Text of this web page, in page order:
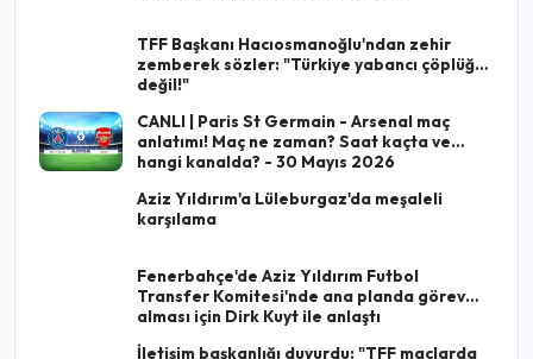
TFF Başkanı Hacıosmanoğlu'ndan zehir
zemberek sözler: "Türkiye yabancı çöplüğü
değil!"
CANLI | Paris St Germain - Arsenal maç
anlatımı! Maç ne zaman? Saat kaçta ve
hangi kanalda? - 30 Mayıs 2026
Aziz Yıldırım'a Lüleburgaz'da meşaleli
karşılama
Fenerbahçe'de Aziz Yıldırım Futbol
Transfer Komitesi'nde ana planda görev
alması için Dirk Kuyt ile anlaştı
İletişim başkanlığı duyurdu: "TFF maçlarda